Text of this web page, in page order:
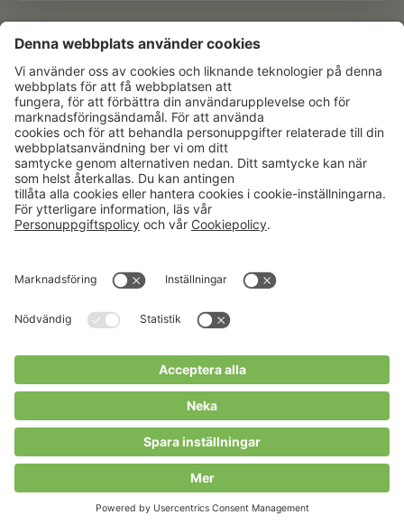
Karriär
Kalender
Verksamheter
Om Hushållningssällskapet
Hushållningssällskapens
Tjänster
Välkommen till Portalen!
Cookies m.m.
Cookies
Allmänna villkor